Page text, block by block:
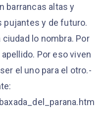
barrancas altas y
pujantes y de futuro.
ciudad lo nombra. Por
Por eso viven
el uno para el otro.-